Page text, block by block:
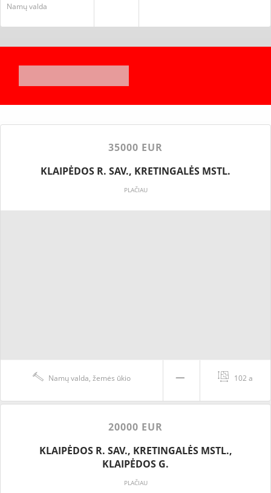
Namų valda
35000 EUR
KLAIPĖDOS R. SAV., KRETINGALĖS MSTL.
PLAČIAU
Namų valda, žemės ūkio 102 a
20000 EUR
KLAIPĖDOS R. SAV., KRETINGALĖS MSTL.,
KLAIPĖDOS G.
PLAČIAU